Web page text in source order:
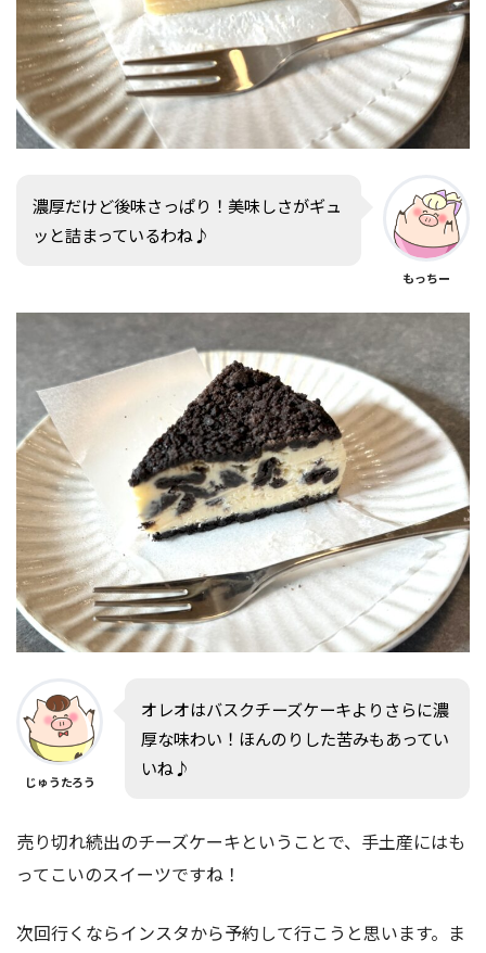
濃厚だけど後味さっぱり！美味しさがギュ
ッと詰まっているわね♪
もっちー
じゅうたろう
オレオはバスクチーズケーキよりさらに濃
厚な味わい！ほんのりした苦みもあってい
いね♪
売り切れ続出のチーズケーキということで、手土産にはも
ってこいのスイーツですね！
次回行くならインスタから予約して行こうと思います。ま